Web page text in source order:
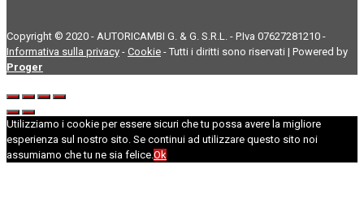
Copyright © 2020 - AUTORICAMBI G. & G. S.R.L. - P.Iva 07627281210 -
Informativa sulla privacy - Cookie - Tutti i diritti sono riservati | Powered by
Proger
Utilizziamo i cookie per essere sicuri che tu possa avere la migliore
esperienza sul nostro sito. Se continui ad utilizzare questo sito noi
assumiamo che tu ne sia felice.Ok